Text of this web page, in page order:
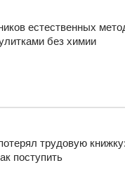
естественных
без химии
трудовую
поступить